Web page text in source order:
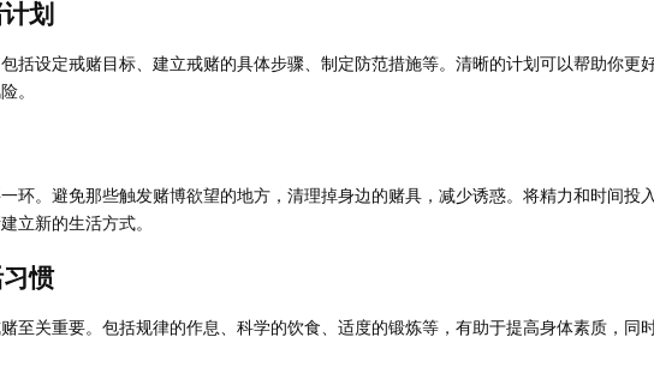
划
括设定戒赌目标、建立戒赌的具体步骤、制定防范措施等。清晰的计划可以帮助你更
。
环。避免那些触发赌博欲望的地方，清理掉身边的赌具，减少诱惑。将精力和时间投
立新的生活方式。
惯
至关重要。包括规律的作息、科学的饮食、适度的锻炼等，有助于提高身体素质，同